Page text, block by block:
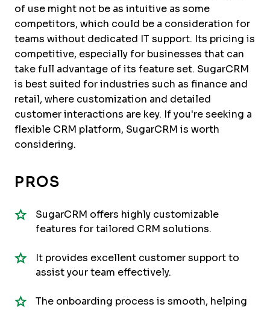
of use might not be as intuitive as some
competitors, which could be a consideration for
teams without dedicated IT support. Its pricing is
competitive, especially for businesses that can
take full advantage of its feature set. SugarCRM
is best suited for industries such as finance and
retail, where customization and detailed
customer interactions are key. If you're seeking a
flexible CRM platform, SugarCRM is worth
considering.
PROS
SugarCRM offers highly customizable
features for tailored CRM solutions.
It provides excellent customer support to
assist your team effectively.
The onboarding process is smooth, helping